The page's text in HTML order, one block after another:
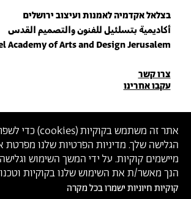
אתר זה משתמש בקוקיות (cookies) כדי
הגלישה שלך. מדיניות הפרטיות שלנו מפרטת
מיישמים קוקיות. על ידי המשך השימוש
הנך מאשר/ת את השימוש שלנו בקוקיות
קוקיות חיוניות ישמרו בכל מקרה
בצלאל אקדמיה לאמנות ועיצוב ירושלים
أكاديمية بتسلئيل للفنون والتصميم القدس
Academy of Arts and Design Jerusalem
פרטי
יצירת
קשר
צרו קשר
עקבו אחרינו
הצטרפו לניוזלטר שלנו
הכניסו כתובת מייל
ההצטרפות מהווה הסכמה למדיניות הפרטיות ול תנאי השימוש של בצלאל